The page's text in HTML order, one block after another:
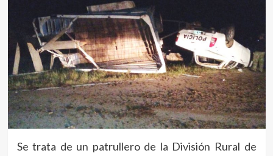
Se trata de un patrullero de la División Rural de